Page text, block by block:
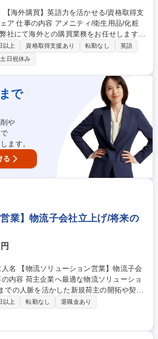
品/化粧
社にて海外との購買業務をお任せします。
よび前倒し調整/棚卸 ・商品開発/仕入先開
削減 ・利益計算/検査、申請関連/品質関連/
以上 資格取得支援あり 転勤なし
英語
土日祝休み
で
や
ます。
る
業】物流子会社立上げ/将来の
での人脈を活かした新規荷主の開拓や契約
営業業務全般をお任せします。 具体的
て、業界・業種にこだわらず案件を獲得
会社の看板で案件が入りますが、今後はご
かし新規開拓を牽引していただきます。決
以上 転勤なし
退職金あり